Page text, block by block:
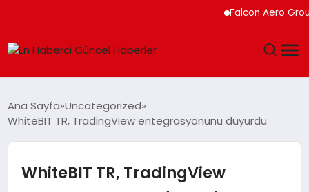
Falcon Aero Group,
SAĞLIK
Ana Sayfa Uncategorized
WhiteBIT TR, TradingView entegrasyonunu duyurdu
WhiteBIT TR, TradingView